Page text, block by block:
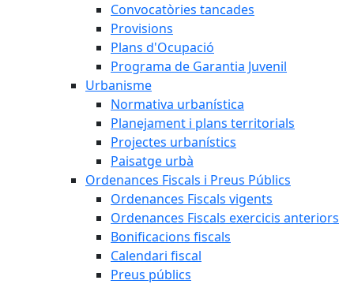
Convocatòries tancades
Provisions
Plans d'Ocupació
Programa de Garantia Juvenil
Urbanisme
Normativa urbanística
Planejament i plans territorials
Projectes urbanístics
Paisatge urbà
Ordenances Fiscals i Preus Públics
Ordenances Fiscals vigents
Ordenances Fiscals exercicis anteriors
Bonificacions fiscals
Calendari fiscal
Preus públics